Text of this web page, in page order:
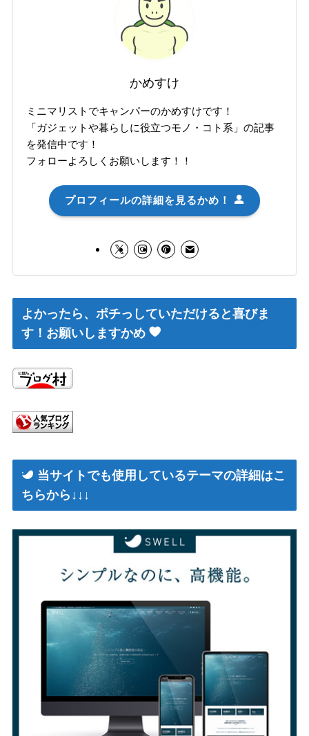
かめすけ
ミニマリストでキャンパーのかめすけです！
「ガジェットや暮らしに役立つモノ・コト系」の記事
を発信中です！
フォローよろしくお願いします！！
プロフィールの詳細を見るかめ！
よかったら、ポチっしていただけると喜びま
す！お願いしますかめ
当サイトでも使用しているテーマの詳細はこ
ちらから↓↓↓